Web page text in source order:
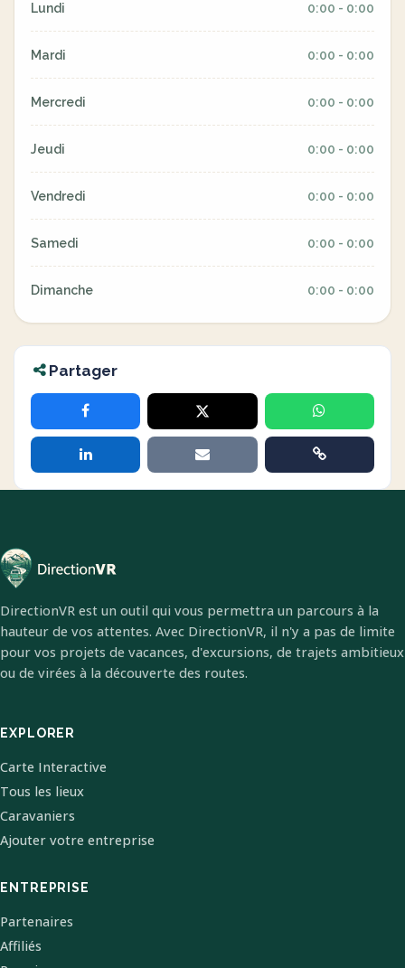
Lundi 0:00 - 0:00
Mardi 0:00 - 0:00
Mercredi 0:00 - 0:00
Jeudi 0:00 - 0:00
Vendredi 0:00 - 0:00
Samedi 0:00 - 0:00
Dimanche 0:00 - 0:00
Partager
DirectionVR est un outil qui vous permettra un parcours à la
hauteur de vos attentes. Avec DirectionVR, il n'y a pas de limite
pour vos projets de vacances, d'excursions, de trajets ambitieux
ou de virées à la découverte des routes.
EXPLORER
Carte Interactive
Tous les lieux
Caravaniers
Ajouter votre entreprise
ENTREPRISE
Partenaires
Affiliés